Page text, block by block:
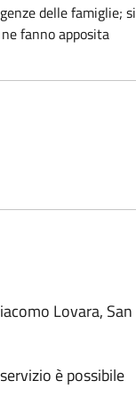
delle famiglie; si
fanno apposita
Lovara, San
è possibile